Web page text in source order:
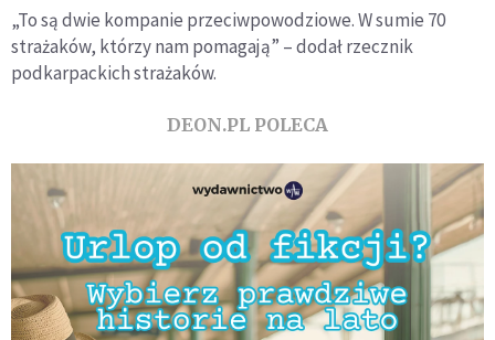
„To są dwie kompanie przeciwpowodziowe. W sumie 70
strażaków, którzy nam pomagają” – dodał rzecznik
podkarpackich strażaków.
DEON.PL POLECA